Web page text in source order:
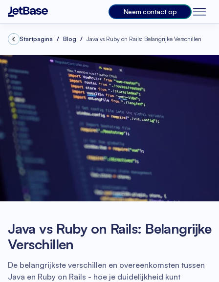
Neem contact op
Startpagina Blog Java vs Ruby on Rails: Belangrijke Verschillen
Java vs Ruby on Rails: Belangrijke
Verschillen
De belangrijkste verschillen en overeenkomsten tussen
Java en Ruby on Rails - hoe je duidelijkheid kunt